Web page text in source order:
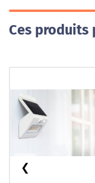
Ces produits
❮